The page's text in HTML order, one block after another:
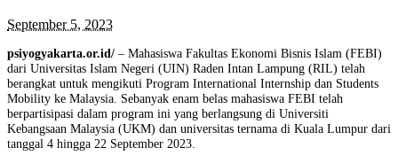
September 5, 2023
psiyogyakarta.or.id/ – Mahasiswa Fakultas Ekonomi Bisnis Islam (FEBI)
dari Universitas Islam Negeri (UIN) Raden Intan Lampung (RIL) telah
berangkat untuk mengikuti Program International Internship dan Students
Mobility ke Malaysia. Sebanyak enam belas mahasiswa FEBI telah
berpartisipasi dalam program ini yang berlangsung di Universiti
Kebangsaan Malaysia (UKM) dan universitas ternama di Kuala Lumpur dari
tanggal 4 hingga 22 September 2023.